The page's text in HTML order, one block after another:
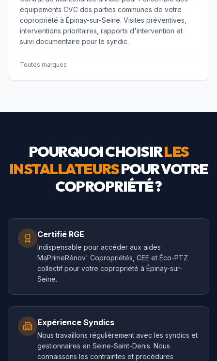
équipements CVC des parties communes de votre
copropriété à Épinay-sur-Seine. Visites préventives,
interventions prioritaires, rapports d'intervention et
suivi documentaire pour le syndic.
Toutes marques
POURQUOI CHOISIRLES
INSTALLATEURSPOUR VOTRE
COPROPRIÉTÉ ?
Certifié RGE
Indispensable pour accéder aux aides
MaPrimeRénov' Copropriétés, CEE et Éco-PTZ
collectif pour votre copropriété à Épinay-sur-
Seine.
Expérience Syndics
Nous travaillons régulièrement avec les syndics et
gestionnaires en Seine-Saint-Denis. Nous
connaissons les contraintes et procédures